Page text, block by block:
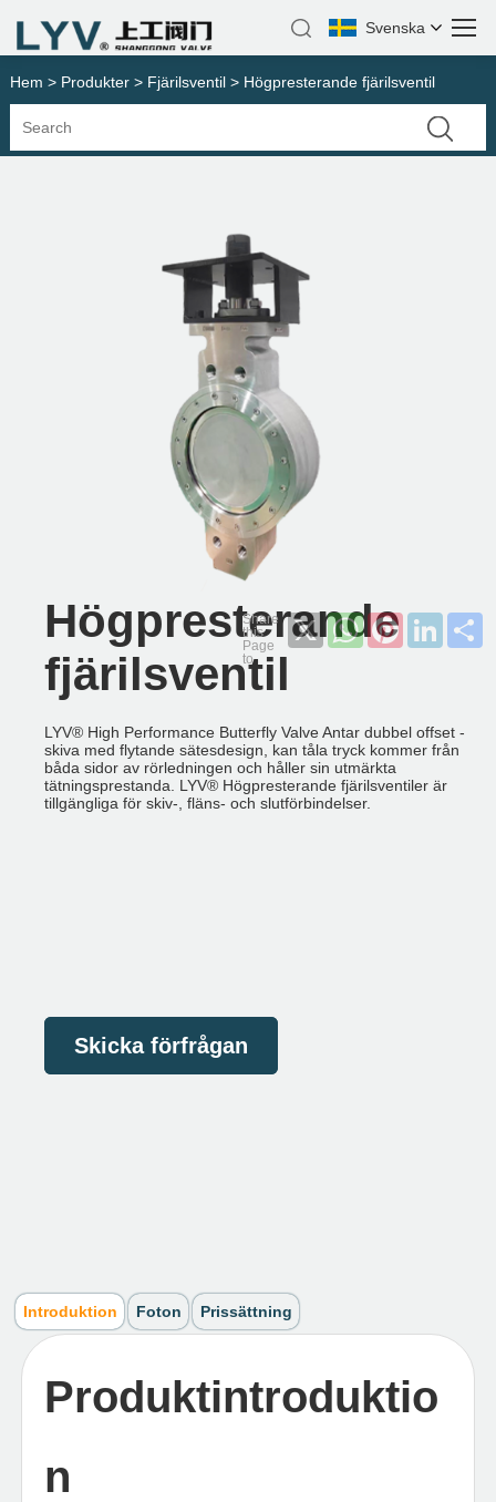
Svenska
Hem > Produkter> Fjärilsventil> Högpresterande fjärilsventil
Högpresterande
fjärilsventil
LYV® High Performance Butterfly Valve Antar dubbel offset -
skiva med flytande sätesdesign, kan tåla tryck kommer från
båda sidor av rörledningen och håller sin utmärkta
tätningsprestanda. LYV®️ Högpresterande fjärilsventiler är
tillgängliga för skiv-, fläns- och slutförbindelser.
Skicka förfrågan
X WhatsAppPinterest
Introduktion Foton Prissättning
Produktintroduktio
n